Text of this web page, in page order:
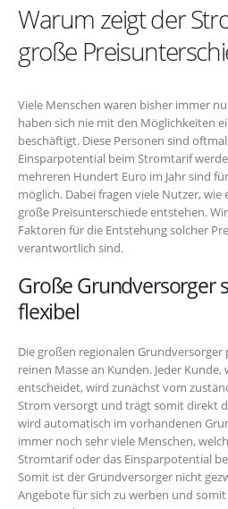
Warum zeigt der
große
Viele Menschen waren bisher immer
haben sich nie mit den Möglichkeiten
beschäftigt. Diese Personen sind
Einsparpotential beim Stromtarif
mehreren Hundert Euro im Jahr sind
möglich. Dabei fragen viele Nutzer, wie
große Preisunterschiede entstehen.
Faktoren für die Entstehung solcher
verantwortlich sind.
Große Grundversorger
flexibel
Die großen regionalen
reinen Masse an Kunden. Jeder
entscheidet, wird zunächst vom
Strom versorgt und trägt somit direkt
wird automatisch im vorhandenen
immer noch sehr viele Menschen,
Stromtarif oder das Einsparpotential
Somit ist der Grundversorger nicht
Angebote für sich zu werben und